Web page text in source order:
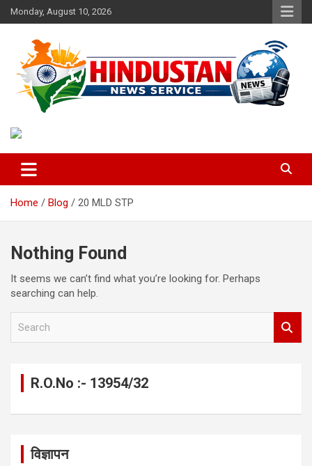
Skip
to
Monday, August 10, 2026
Hindustan News Service
Home Blog 20 MLD STP
Nothing Found
It seems we can’t find what you’re looking for. Perhaps
searching can help.
R.O.No :- 13954/32
विज्ञापन